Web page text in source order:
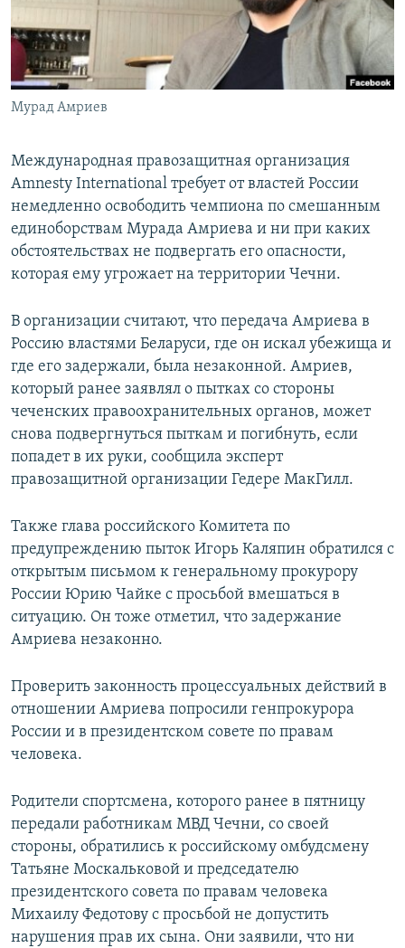
ПОБЕДИТЕЛЕЙ НЕ СУДЯТ?
КРЫМ.НЕПОКОРЕННЫЙ
ELIFBE
УКРАИНСКАЯ ПРОБЛЕМА КРЫМА
ПРИСОЕДИНЯЙТЕСЬ!
Мурад Амриев
Международная правозащитная организация
Amnesty International требует от властей России
немедленно освободить чемпиона по смешанным
единоборствам Мурада Амриева и ни при каких
обстоятельствах не подвергать его опасности,
которая ему угрожает на территории Чечни.
В организации считают, что передача Амриева в
Россию властями Беларуси, где он искал убежища и
где его задержали, была незаконной. Амриев,
который ранее заявлял о пытках со стороны
чеченских правоохранительных органов, может
снова подвергнуться пыткам и погибнуть, если
попадет в их руки, сообщила эксперт
правозащитной организации Гедере МакГилл.
Также глава российского Комитета по
предупреждению пыток Игорь Каляпин обратился с
открытым письмом к генеральному прокурору
России Юрию Чайке с просьбой вмешаться в
ситуацию. Он тоже отметил, что задержание
Амриева незаконно.
Проверить законность процессуальных действий в
отношении Амриева попросили генпрокурора
России и в президентском совете по правам
человека.
Родители спортсмена, которого ранее в пятницу
передали работникам МВД Чечни, со своей
стороны, обратились к российскому омбудсмену
Татьяне Москальковой и председателю
президентского совета по правам человека
Михаилу Федотову с просьбой не допустить
нарушения прав их сына. Они заявили, что ни